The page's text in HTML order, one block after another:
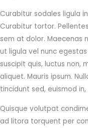
Curabitur sodales ligula
Curabitur tortor.
sem at dolor. Maecenas
ut ligula vel nunc
suscipit quis, luctus non,
aliquet. Mauris ipsum.
tincidunt sed, euismod in,
Quisque volutpat
ad litora torquent per